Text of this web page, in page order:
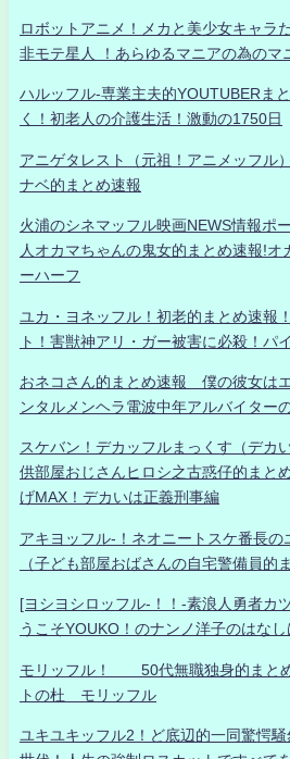
ロボットアニメ！メカと美少女キャラ
非モテ星人 ！あらゆるマニアの為のマ
ハルッフル-専業主夫的YOUTUBERま
く！初老人の介護生活！激動の1750日
アニゲタレスト（元祖！アニメッフ
ナベ的まとめ速報
火浦のシネマッフル映画NEWS情報ポ
人オカマちゃんの鬼女的まとめ速報!
ーハーフ
ユカ・ヨネッフル！初老的まとめ速報
ト！害獣神アリ・ガー被害に必殺！パ
おネコさん的まとめ速報 僕の彼女は
ンタルメンヘラ電波中年アルバイター
スケバン！デカッフルまっくす（デカ
供部屋おじさんヒロシ之古惑仔的まと
げMAX！デカいは正義刑事編
アキヨッフル-！ネオニートスケ番長の
（子ども部屋おばさんの自宅警備員的
[ヨシヨシロッフル-！！-素浪人勇者カ
うこそYOUKO！のナンノ洋子のはな
モリッフル！ 50代無職独身的まと
トの杜 モリッフル
ユキユキッフル2！ど底辺的一同驚愕